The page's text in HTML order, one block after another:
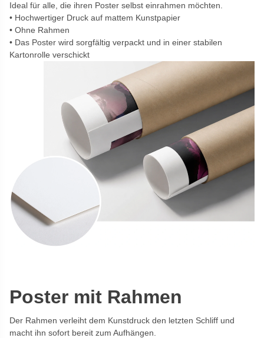
Ideal für alle, die ihren Poster selbst einrahmen möchten.
Hochwertiger Druck auf mattem Kunstpapier
Ohne Rahmen
Das Poster wird sorgfältig verpackt und in einer stabilen
Kartonrolle verschickt
Poster mit Rahmen
Der Rahmen verleiht dem Kunstdruck den letzten Schliff und
macht ihn sofort bereit zum Aufhängen.